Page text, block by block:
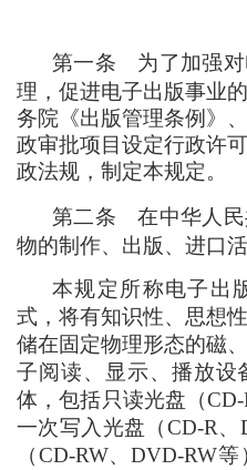
第一条 为了加强对
理 ， 促进电子出版事业
务院《出版管理条例》
政审批项目设定行政许
政法规 ， 制定本规定。
第二条 在中华人民
物的制作、出版、进口
本规定所称电子出
式 ， 将有知识性、思想
储在固定物理形态的磁
子阅读、显示、播放设
体 ，包括只读光盘 （
一次写入光盘 （CD-R、
（CD-RW、DVD-RW等